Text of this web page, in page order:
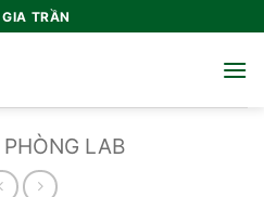
TRẦN
PHÒNG LAB